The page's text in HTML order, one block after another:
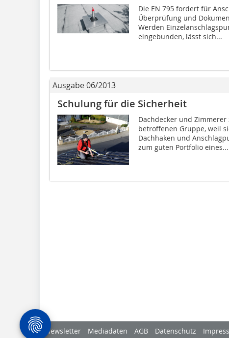
Die EN 795 fordert für
Überprüfung und
Werden
eingebunden, lässt sich...
Ausgabe 06/2013
Schulung für die Sicherheit
Dachdecker und
betroffenen Gruppe, weil
Dachhaken und
zum guten Portfolio eines...
Newsletter Mediadaten AGB Datenschutz